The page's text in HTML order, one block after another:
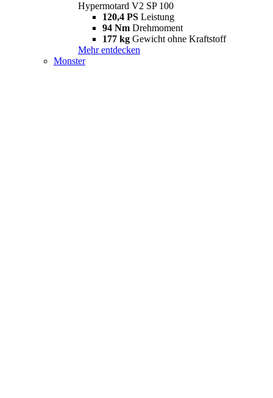
Hypermotard V2 SP 100
120,4 PS Leistung
94 Nm Drehmoment
177 kg Gewicht ohne Kraftstoff
Mehr entdecken
Monster